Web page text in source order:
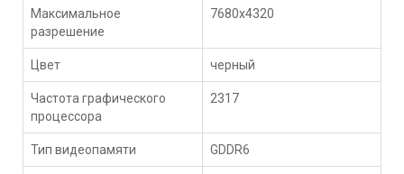
Максимальное
разрешение
7680x4320
Цвет черный
Частота графического
процессора
2317
Тип видеопамяти GDDR6